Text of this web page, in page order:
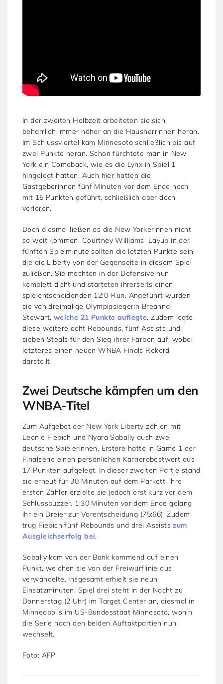
In der zweiten Halbzeit arbeiteten sie sich
beharrlich immer näher an die Hausherrinnen heran.
Im Schlussviertel kam Minnesota schließlich bis auf
zwei Punkte heran. Schon fürchtete man in New
York ein Comeback, wie es die Lynx in Spiel 1
hingelegt hatten. Auch hier hatten die
Gastgeberinnen fünf Minuten vor dem Ende noch
mit 15 Punkten geführt, schließlich aber doch
verloren.
Doch diesmal ließen es die New Yorkerinnen nicht
so weit kommen. Courtney Williams‘ Layup in der
fünften Spielminute sollten die letzten Punkte sein,
die die Liberty von der Gegenseite in diesem Spiel
zuließen. Sie machten in der Defensive nun
komplett dicht und starteten ihrerseits einen
spielentscheidenden 12:0-Run. Angeführt wurden
sie von dreimalige Olympiasiegerin Breanna
Stewart, welche 21 Punkte auflegte. Zudem legte
diese weitere acht Rebounds, fünf Assists und
sieben Steals für den Sieg ihrer Farben auf, wobei
letzteres einen neuen WNBA Finals Rekord
darstellt.
Zwei Deutsche kämpfen um den
WNBA-Titel
Zum Aufgebot der New York Liberty zählen mit
Leonie Fiebich und Nyara Sabally auch zwei
deutsche Spielerinnen. Erstere hatte in Game 1 der
Finalserie einen persönlichen Karrierebestwert aus
17 Punkten aufgelegt. In dieser zweiten Partie stand
sie erneut für 30 Minuten auf dem Parkett, ihre
ersten Zähler erzielte sie jedoch erst kurz vor dem
Schlussbuzzer. 1:30 Minuten vor dem Ende gelang
ihr ein Dreier zur Vorentscheidung (75:66). Zudem
trug Fiebich fünf Rebounds und drei Assistszum
Ausgleichserfolg bei.
Sabally kam von der Bank kommend auf einen
Punkt, welchen sie von der Freiwurflinie aus
verwandelte. Insgesamt erhielt sie neun
Einsatzminuten. Spiel drei steht in der Nacht zu
Donnerstag (2 Uhr) im Target Center an, diesmal in
Minneapolis im US-Bundesstaat Minnesota, wohin
die Serie nach den beiden Auftaktpartien nun
wechselt.
Foto: AFP